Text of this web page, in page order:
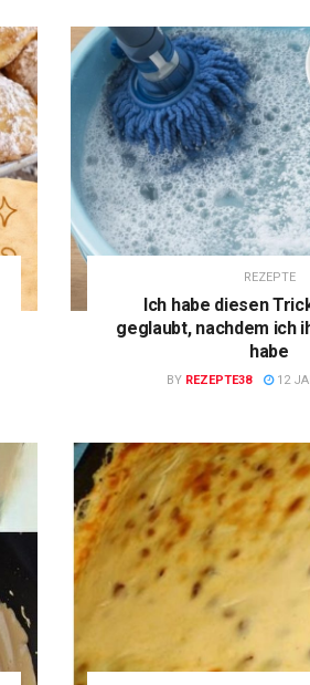
REZEPTE
Ich habe diesen
geglaubt, nachdem ich
habe
BY REZEPTE38 12